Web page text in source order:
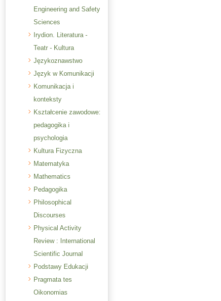
Engineering and Safety
Sciences
Irydion. Literatura -
Teatr - Kultura
Językoznawstwo
Język w Komunikacji
Komunikacja i
konteksty
Kształcenie zawodowe:
pedagogika i
psychologia
Kultura Fizyczna
Matematyka
Mathematics
Pedagogika
Philosophical
Discourses
Physical Activity
Review : International
Scientific Journal
Podstawy Edukacji
Pragmata tes
Oikonomias